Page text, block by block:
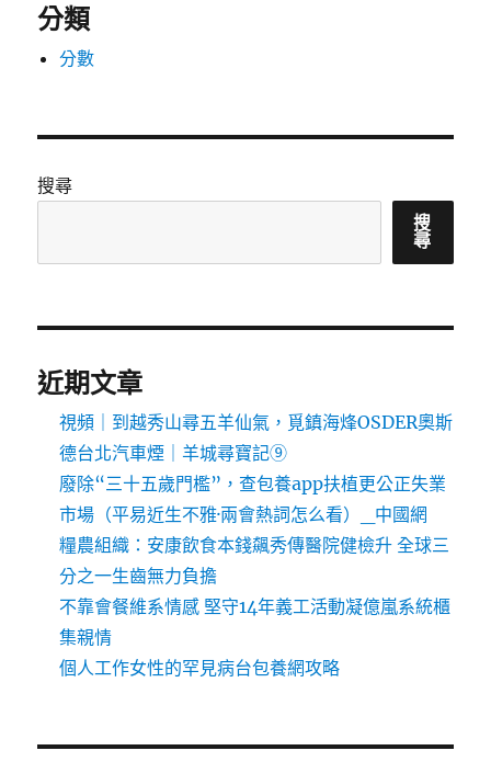
分類
分數
搜尋
搜
尋
近期文章
視頻｜到越秀山尋五羊仙氣，覓鎮海烽OSDER奧斯
德台北汽車煙｜羊城尋寶記⑨
廢除“三十五歲門檻”，查包養app扶植更公正失業
市場（平易近生不雅·兩會熱詞怎么看）_中國網
糧農組織：安康飲食本錢飆秀傳醫院健檢升 全球三
分之一生齒無力負擔
不靠會餐維系情感 堅守14年義工活動凝億嵐系統櫃
集親情
個人工作女性的罕見病台包養網攻略